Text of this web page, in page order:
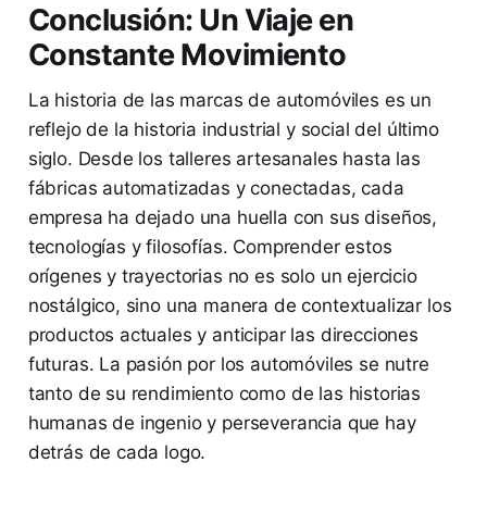
Conclusión: Un Viaje en
Constante Movimiento
La historia de las marcas de automóviles es un
reflejo de la historia industrial y social del último
siglo. Desde los talleres artesanales hasta las
fábricas automatizadas y conectadas, cada
empresa ha dejado una huella con sus diseños,
tecnologías y filosofías. Comprender estos
orígenes y trayectorias no es solo un ejercicio
nostálgico, sino una manera de contextualizar los
productos actuales y anticipar las direcciones
futuras. La pasión por los automóviles se nutre
tanto de su rendimiento como de las historias
humanas de ingenio y perseverancia que hay
detrás de cada logo.